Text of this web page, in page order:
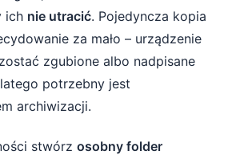
ich nie utracić. Pojedyncza kopia
za mało – urządzenie
zgubione albo nadpisane
potrzebny jest
archiwizacji.
stwórz osobny folder